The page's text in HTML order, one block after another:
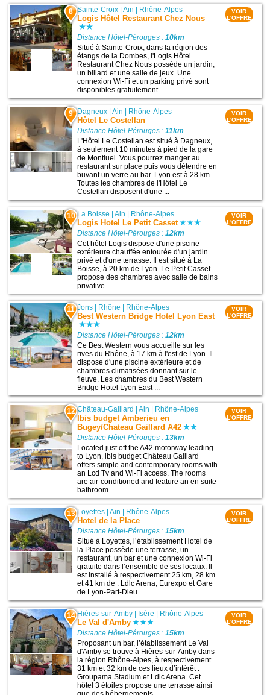
8 Sainte-Croix |Ain Rhône-Alpes
Logis Hôtel Restaurant Chez Nous
Distance Hôtel-Pérouges :10km
Situé à Sainte-Croix, dans la région des
étangs de la Dombes, l'Logis Hôtel
Restaurant Chez Nous possède un jardin,
un billard et une salle de jeux. Une
connexion Wi-Fi et un parking privé sont
disponibles gratuitement ...
VOIR
L'OFFRE
9 Dagneux |Ain Rhône-Alpes
Hôtel Le Costellan
Distance Hôtel-Pérouges :11km
L'Hôtel Le Costellan est situé à Dagneux,
à seulement 10 minutes à pied de la gare
de Montluel. Vous pourrez manger au
restaurant sur place puis vous détendre en
buvant un verre au bar. Lyon est à 28 km.
Toutes les chambres de l'Hôtel Le
Costellan disposent d'une ...
VOIR
L'OFFRE
10 La Boisse |Ain | Rhône-Alpes
Logis Hotel Le Petit Casset
Distance Hôtel-Pérouges :12km
Cet hôtel Logis dispose d'une piscine
extérieure chauffée entourée d'un jardin
privé et d'une terrasse. Il est situé à La
Boisse, à 20 km de Lyon. Le Petit Casset
propose des chambres avec salle de bains
privative ...
VOIR
L'OFFRE
11 Jons | Rhône | Rhône-Alpes
Best Western Bridge Hotel Lyon East
Distance Hôtel-Pérouges :12km
Ce Best Western vous accueille sur les
rives du Rhône, à 17 km à l'est de Lyon. Il
dispose d'une piscine extérieure et de
chambres climatisées donnant sur le
fleuve. Les chambres du Best Western
Bridge Hotel Lyon East ...
VOIR
L'OFFRE
12 Château-Gaillard |Ain | Rhône-Alpes
Ibis budget Amberieu en
Bugey/Chateau Gaillard A42
Distance Hôtel-Pérouges :13km
Located just off the A42 motorway leading
to Lyon, ibis budget Château Gaillard
offers simple and contemporary rooms with
an Lcd Tv and Wi-Fi access. The rooms
are air-conditioned and feature an en suite
bathroom ...
VOIR
L'OFFRE
13 Loyettes |Ain Rhône-Alpes
Hotel de la Place
Distance Hôtel-Pérouges :15km
Situé à Loyettes, l’établissement Hotel de
la Place possède une terrasse, un
restaurant, un bar et une connexion Wi-Fi
gratuite dans l’ensemble de ses locaux. Il
est installé à respectivement 25 km, 28 km
et 41 km de : Ldlc Arena, Eurexpo et Gare
de Lyon-Part-Dieu ...
VOIR
L'OFFRE
14 Hières-sur-Amby Isère Rhône-Alpes
Le Val d'Amby
Distance Hôtel-Pérouges :15km
Proposant un bar, l’établissement Le Val
d'Amby se trouve à Hières-sur-Amby dans
la région Rhône-Alpes, à respectivement
31 km et 32 km de ces lieux d’intérêt :
Groupama Stadium et Ldlc Arena. Cet
hôtel 3 étoiles propose une terrasse ainsi
VOIR
L'OFFRE